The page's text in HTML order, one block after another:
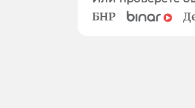
БНР